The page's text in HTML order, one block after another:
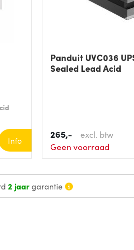
Info
Panduit UVC036
Sealed Lead Acid
265,-
excl. btw
Geen voorraad
2 jaargarantie